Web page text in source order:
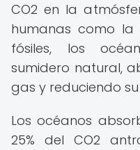
CO2 en la
humanas como la
fósiles, los
sumidero natural,
gas y reduciendo
Los océanos
25% del CO2